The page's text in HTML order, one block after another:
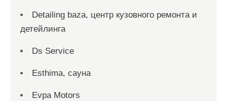
Detailing baza, центр кузовного ремонта и
детейлинга
Ds Service
Esthima, сауна
Evpa Motors